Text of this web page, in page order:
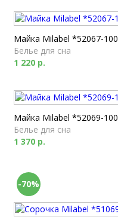
Майка Milabel *52067-100
Белье для сна
1 220 р.
Майка Milabel *52069-100
Белье для сна
1 370 р.
-70%